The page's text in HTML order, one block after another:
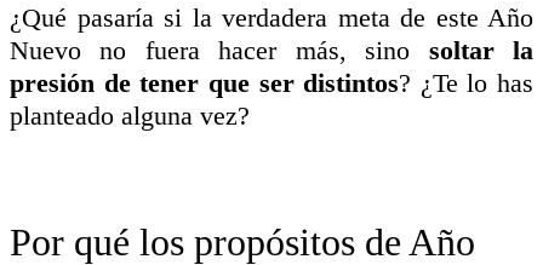
¿Qué pasaría si la verdadera meta de este Año
Nuevo no fuera hacer más, sino soltar la
presión de tener que ser distintos? ¿Te lo has
planteado alguna vez?
Por qué los propósitos de Año